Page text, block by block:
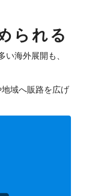
られる
い海外展開も、
域へ販路を広げ